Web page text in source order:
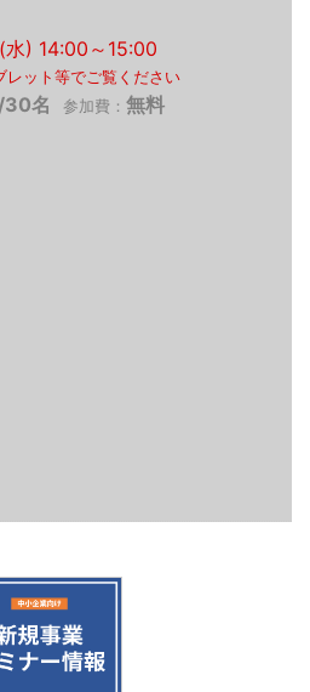
水) 14:00～15:00
レット等でご覧ください
名 参加費： 無料